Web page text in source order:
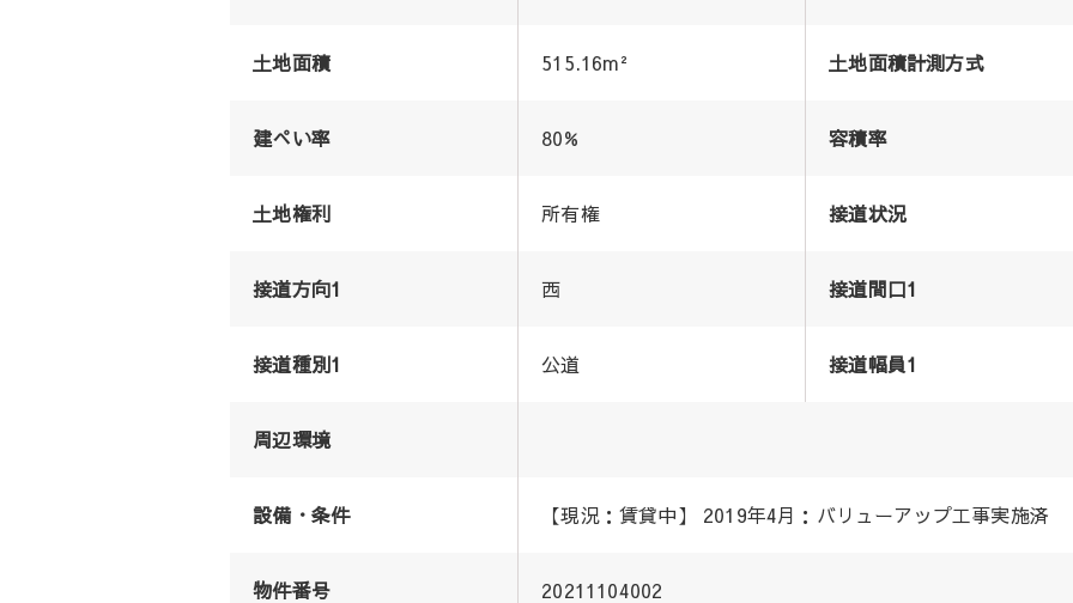
土地面積 515.16m² 土地面積計測方式
建ぺい率 80% 容積率
土地権利 所有権 接道状況
接道方向1 西 接道間口1
接道種別1 公道 接道幅員1
周辺環境
設備・条件 【現況：賃貸中】 2019年4月：バリューアップ工事実施済
物件番号 20211104002